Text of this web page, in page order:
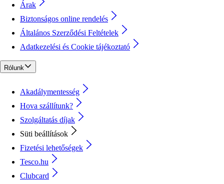
Árak
Biztonságos online rendelés
Általános Szerződési Feltételek
Adatkezelési és Cookie tájékoztató
Rólunk
Akadálymentesség
Hova szállítunk?
Szolgáltatás díjak
Süti beállítások
Fizetési lehetőségek
Tesco.hu
Clubcard